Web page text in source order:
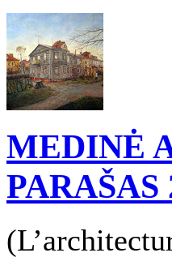
MEDINĖ
PARAŠAS